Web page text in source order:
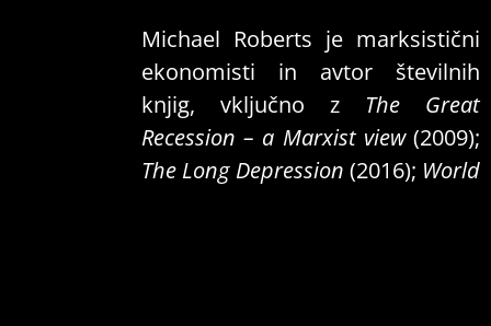
Michael Roberts je marksistični
ekonomisti in avtor številnih
knjig, vključno z The Great
Recession – a Marxist view(2009);
The Long Depression (2016); World